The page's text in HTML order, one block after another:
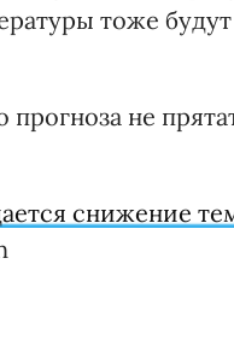
тоже
прогноза не
снижение